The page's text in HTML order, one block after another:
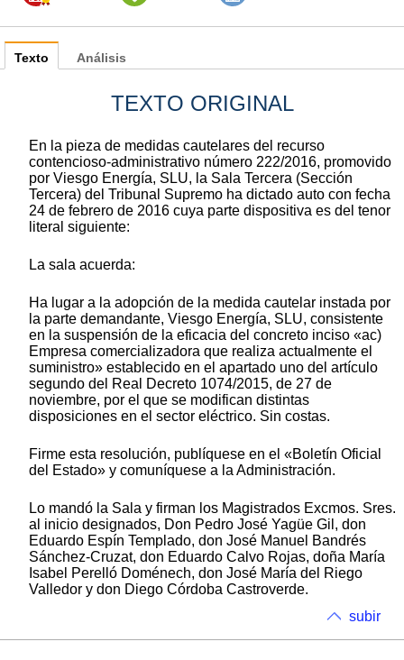
Texto
TEXTO ORIGINAL
En la pieza de medidas cautelares del recurso
contencioso-administrativo número 222/2016, promovido
por Viesgo Energía, SLU, la Sala Tercera (Sección
Tercera) del Tribunal Supremo ha dictado auto con fecha
24 de febrero de 2016 cuya parte dispositiva es del tenor
literal siguiente:
La sala acuerda:
Ha lugar a la adopción de la medida cautelar instada por
la parte demandante, Viesgo Energía, SLU, consistente
en la suspensión de la eficacia del concreto inciso «ac)
Empresa comercializadora que realiza actualmente el
suministro» establecido en el apartado uno del artículo
segundo del Real Decreto 1074/2015, de 27 de
noviembre, por el que se modifican distintas
disposiciones en el sector eléctrico. Sin costas.
Firme esta resolución, publíquese en el «Boletín Oficial
del Estado» y comuníquese a la Administración.
Lo mandó la Sala y firman los Magistrados Excmos. Sres.
al inicio designados, Don Pedro José Yagüe Gil, don
Eduardo Espín Templado, don José Manuel Bandrés
Sánchez-Cruzat, don Eduardo Calvo Rojas, doña María
Isabel Perelló Doménech, don José María del Riego
Valledor y don Diego Córdoba Castroverde.
Análisis
subir